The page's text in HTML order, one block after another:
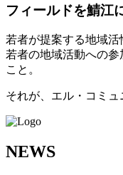
フィールドを鯖江
若者が提案する地域活
若者の地域活動への
こと。
それが、エル・コミュ
NEWS